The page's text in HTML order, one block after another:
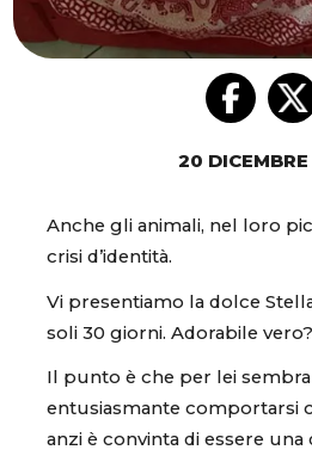
20
Anche gli animali, nel loro
crisi d’identità.
Vi presentiamo la dolce
soli 30 giorni. Adorabile vero?
Il punto è che per lei
entusiasmante comportarsi
anzi è convinta di essere una